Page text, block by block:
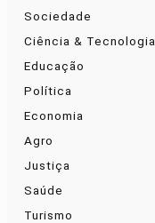
Sociedade
Ciência & Tecnologia
Educação
Política
Economia
Agro
Justiça
Saúde
Turismo